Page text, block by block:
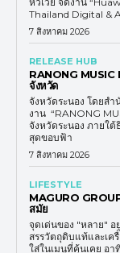
Thailand Digital &
7 สิงหาคม 2026
RELEASE HUB
RANONG MUSIC
จังหวัด
จังหวัดระนอง โดยสำ
งาน “RANONG
จังหวัดระนอง ภายใ
สุดขอบฟ้า
7 สิงหาคม 2026
LIFESTYLE
MAGURO
สมัย
จุดเด่นของ "หลาย"
สรรวัตถุดิบแท้และเค
ใส่ในเมนูที่คุ้นเคย อ